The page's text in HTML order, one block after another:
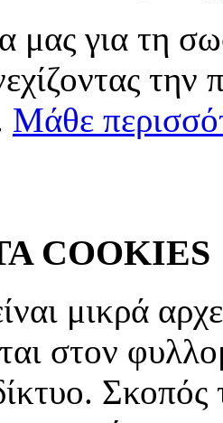
μας για τη
την
Μάθε
COOKIES
μικρά
στον
Σκοπός